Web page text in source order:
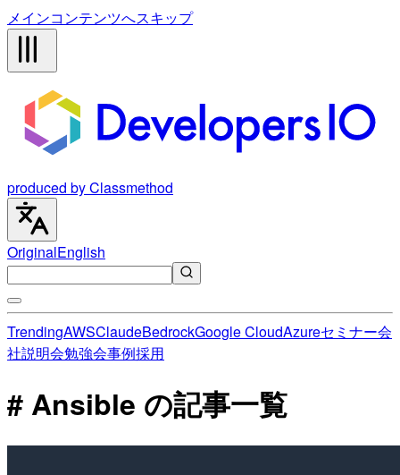
メインコンテンツへスキップ
produced by Classmethod
OriginalEnglish
TrendingAWSClaudeBedrockGoogle CloudAzureセミナー会
社説明会勉強会事例採用
# Ansible の記事一覧